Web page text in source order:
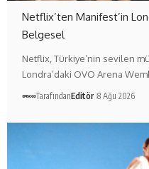
Netflix’ten Manifest’in
Belgesel
Netflix, Türkiye’nin sevilen
Londra’daki OVO Arena
TarafındanEditör 8 Ağu 2026